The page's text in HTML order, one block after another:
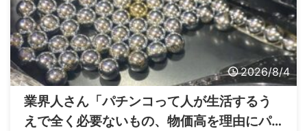
2026/8/4
業界人さん「パチンコって人が生活するう
えで全く必要ないもの、物価高を理由にパ